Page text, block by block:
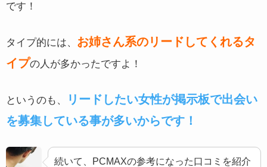
です！
タイプ的には、 お姉さん系のリードしてくれるタ
イプの人が多かったですよ！
というのも、
リードしたい女性が掲示板で出会い
を募集している事が多いからです！
続いて、PCMAXの参考になった口コミを紹介